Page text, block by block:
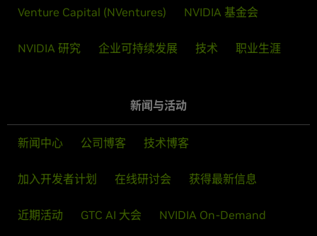
Venture Capital (NVentures) NVIDIA 基金会
NVIDIA 研究 企业可持续发展 技术 职业生涯
新闻与活动
新闻中心 公司博客 技术博客
加入开发者计划 在线研讨会 获得最新信息
近期活动 GTC AI 大会 NVIDIA On-Demand